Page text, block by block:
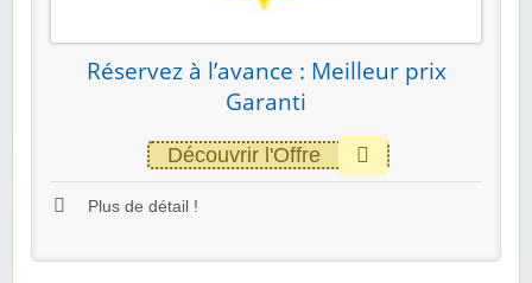
Réservez à l’avance : Meilleur prix
Garanti
Découvrir l'Offre
Plus de détail !